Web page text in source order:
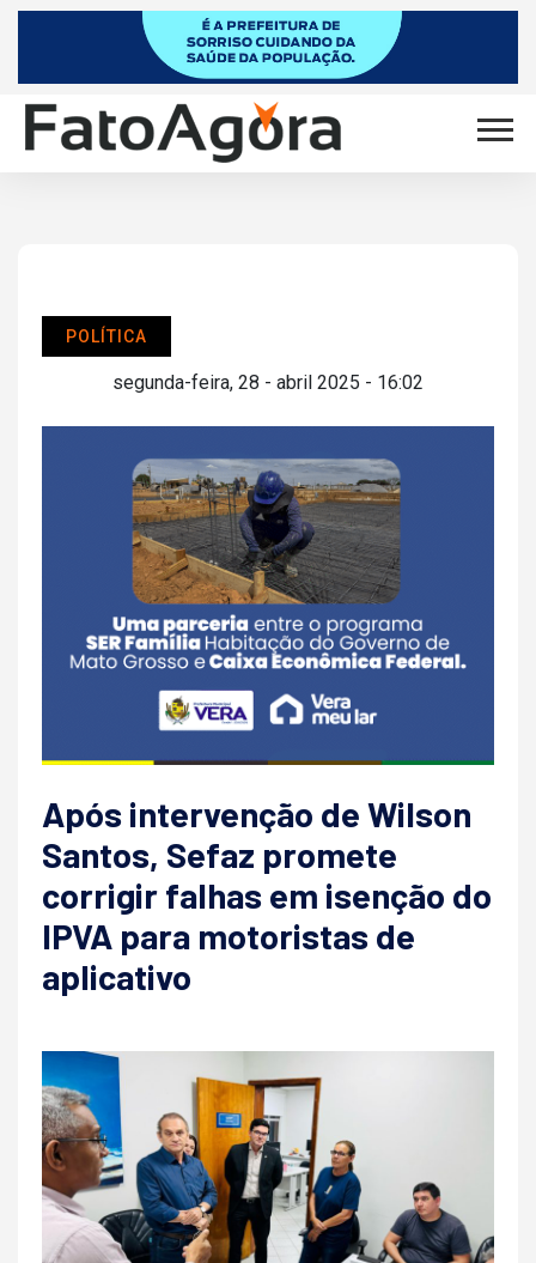
POLÍTICA
segunda-feira, 28 - abril 2025 - 16:02
Após intervenção de Wilson
Santos, Sefaz promete
corrigir falhas em isenção do
IPVA para motoristas de
aplicativo